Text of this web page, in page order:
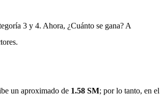
3 y 4. Ahora, ¿Cuánto se gana? A
un aproximado de 1.58 SM; por lo tanto, en el